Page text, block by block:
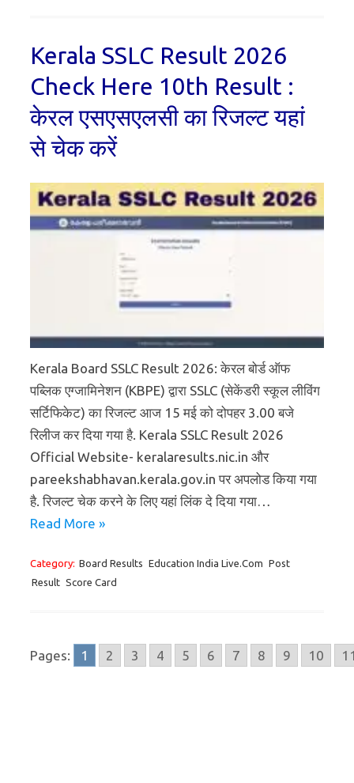
Kerala SSLC Result 2026
Check Here 10th Result :
केरल एसएसएलसी का रिजल्ट यहां
से चेक करें
Kerala Board SSLC Result 2026: केरल बोर्ड ऑफ
पब्लिक एग्जामिनेशन (KBPE) द्वारा SSLC (सेकेंडरी स्कूल लीविंग
सर्टिफिकेट) का रिजल्ट आज 15 मई को दोपहर 3.00 बजे
रिलीज कर दिया गया है. Kerala SSLC Result 2026
Official Website- keralaresults.nic.in और
pareekshabhavan.kerala.gov.in पर अपलोड किया गया
है. रिजल्ट चेक करने के लिए यहां लिंक दे दिया गया…
Read More »
Category: Board Results Education India Live.Com Post
Result Score Card
Pages: 1 2 3 4 5 6 7 8 9 10